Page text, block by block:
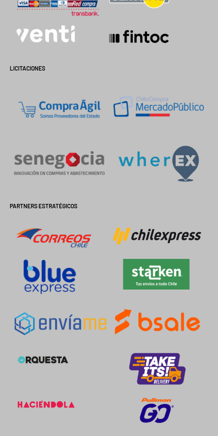
LICITACIONES
PARTNERS ESTRATÉGICOS